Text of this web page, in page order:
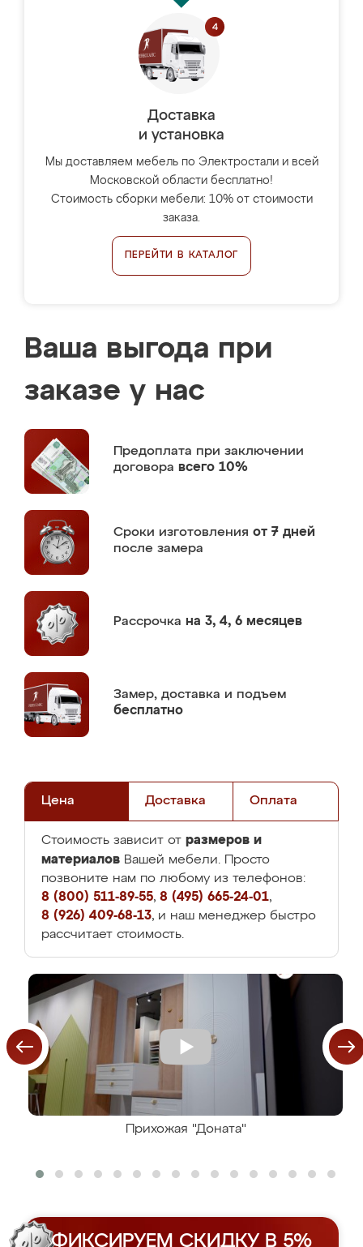
Доставка
и установка
Мы доставляем мебель по Электростали и всей
Московской области бесплатно!
Стоимость сборки мебели: 10% от стоимости
заказа.
ПЕРЕЙТИ В КАТАЛОГ
Ваша выгода при
заказе у нас
Предоплата при заключении
договора всего 10%
Сроки изготовления от 7 дней
после замера
Рассрочка на 3, 4, 6 месяцев
Замер, доставка и подъем
бесплатно
Цена Доставка Оплата
Стоимость зависит от размеров и
материалов Вашей мебели. Просто
позвоните нам по любому из телефонов:
8 (800) 511-89-55, 8 (495) 665-24-01,
8 (926) 409-68-13, и наш менеджер быстро
рассчитает стоимость.
Прихожая "Доната"
ФИКСИРУЕМ СКИДКУ В 5%